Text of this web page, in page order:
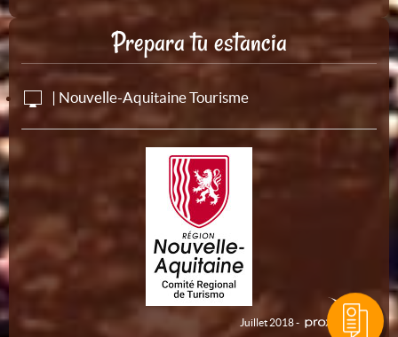
Prepara tu estancia
| Nouvelle-Aquitaine Tourisme
Juillet 2018 -